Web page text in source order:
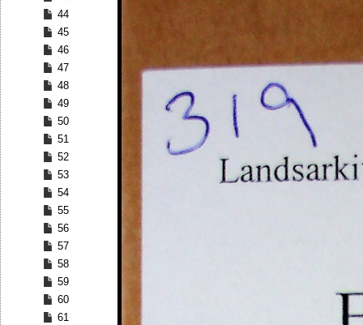
44
45
46
47
48
49
50
51
52
53
54
55
56
57
58
59
60
61